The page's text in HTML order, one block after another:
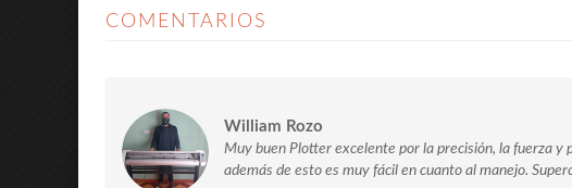
COMENTARIOS
William Rozo
Muy buen Plotter excelente por la precisión, la fuerza y
además de esto es muy fácil en cuanto al manejo.